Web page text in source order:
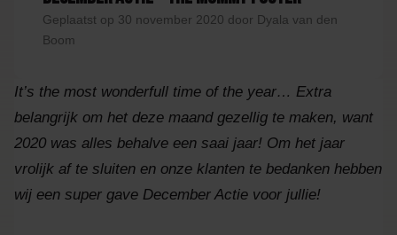
Geplaatst op 30 november 2020 door Dyala van den
Boom
It’s the most wonderfull time of the year… Extra
belangrijk om het deze maand gezellig te maken, want
2020 was alles behalve een saai jaar! Om het jaar
vrolijk af te sluiten en onze klanten te bedanken hebben
wij een super gave December Actie voor jullie!